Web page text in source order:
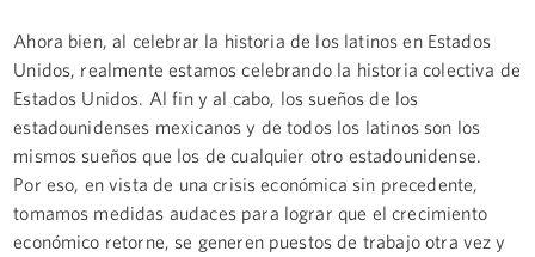
Ahora bien, al celebrar la historia de los latinos en Estados
Unidos, realmente estamos celebrando la historia colectiva de
Estados Unidos. Al fin y al cabo, los sueños de los
estadounidenses mexicanos y de todos los latinos son los
mismos sueños que los de cualquier otro estadounidense.
Por eso, en vista de una crisis económica sin precedente,
tomamos medidas audaces para lograr que el crecimiento
económico retorne, se generen puestos de trabajo otra vez y